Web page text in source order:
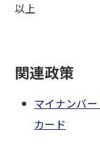
以上
関連政策
マイナンバ
カード